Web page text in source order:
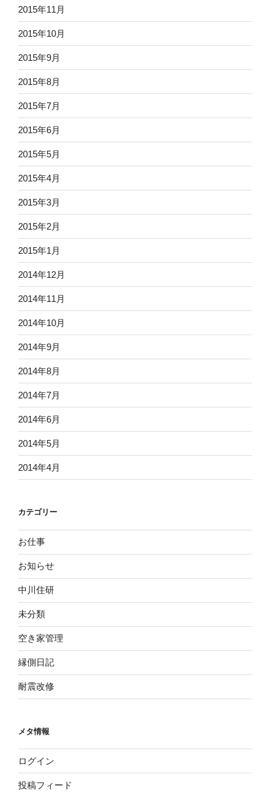
2015年11月
2015年10月
2015年9月
2015年8月
2015年7月
2015年6月
2015年5月
2015年4月
2015年3月
2015年2月
2015年1月
2014年12月
2014年11月
2014年10月
2014年9月
2014年8月
2014年7月
2014年6月
2014年5月
2014年4月
カテゴリー
お仕事
お知らせ
中川住研
未分類
空き家管理
縁側日記
耐震改修
メタ情報
ログイン
投稿フィード